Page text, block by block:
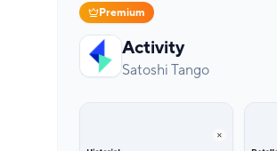
Premium
Activity
Satoshi Tango